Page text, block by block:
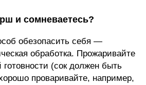
и сомневаетесь?
обезопасить себя —
обработка. Прожаривайте
готовности (сок должен быть
проваривайте, например,